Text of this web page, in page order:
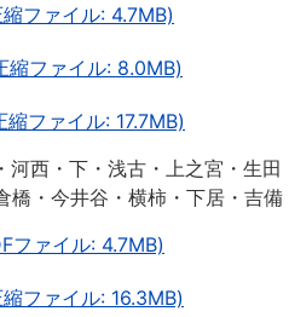
ファイル: 4.7MB)
縮ファイル: 8.0MB)
ファイル: 17.7MB)
河西・下・浅古・上之宮・生
橋・今井谷・横柿・下居・吉備
ファイル: 4.7MB)
ファイル: 16.3MB)